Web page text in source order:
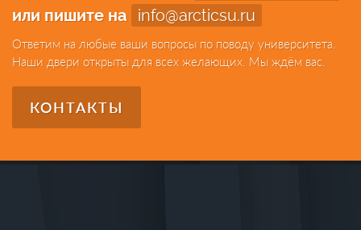
или пишите на info@arcticsu.ru
Ответим на любые ваши вопросы по поводу университета.
Наши двери открыты для всех желающих. Мы ждём вас.
КОНТАКТЫ